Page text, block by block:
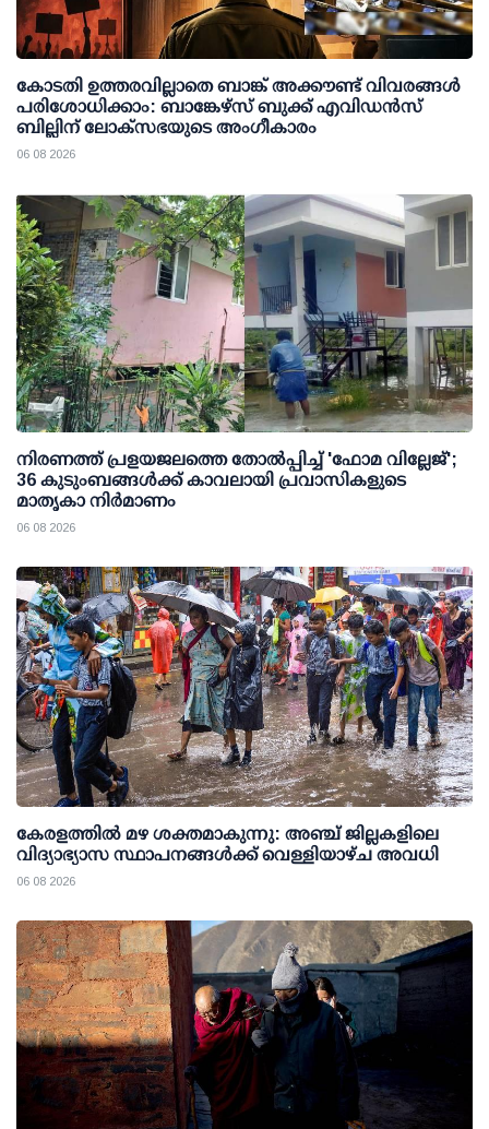
കോടതി ഉത്തരവില്ലാതെ ബാങ്ക് അക്കൗണ്ട് വിവരങ്ങള്‍
പരിശോധിക്കാം: ബാങ്കേഴ്സ് ബുക്ക് എവിഡന്‍സ്
ബില്ലിന് ലോക്സഭയുടെ അംഗീകാരം
06 08 2026
നിരണത്ത് പ്രളയജലത്തെ തോല്‍പ്പിച്ച് 'ഫോമ വില്ലേജ്';
36 കുടുംബങ്ങള്‍ക്ക് കാവലായി പ്രവാസികളുടെ
മാതൃകാ നിര്‍മാണം
06 08 2026
കേരളത്തില്‍ മഴ ശക്തമാകുന്നു: അഞ്ച് ജില്ലകളിലെ
വിദ്യാഭ്യാസ സ്ഥാപനങ്ങള്‍ക്ക് വെള്ളിയാഴ്ച അവധി
06 08 2026